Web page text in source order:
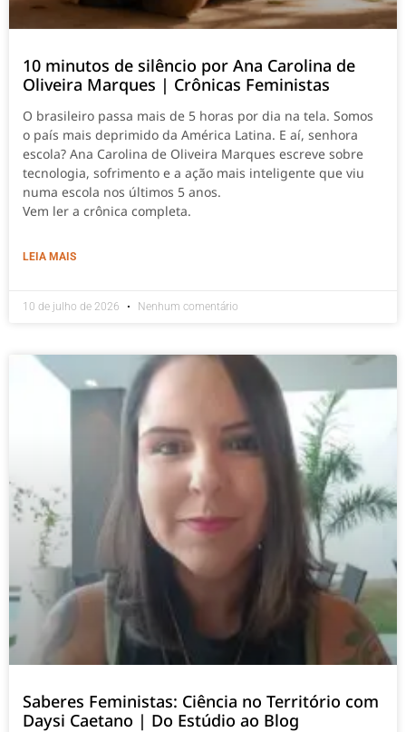
10 minutos de silêncio por Ana Carolina de
Oliveira Marques | Crônicas Feministas
O brasileiro passa mais de 5 horas por dia na tela. Somos
o país mais deprimido da América Latina. E aí, senhora
escola? Ana Carolina de Oliveira Marques escreve sobre
tecnologia, sofrimento e a ação mais inteligente que viu
numa escola nos últimos 5 anos.
Vem ler a crônica completa.
LEIA MAIS
10 de julho de 2026 Nenhum comentário
Saberes Feministas: Ciência no Território com
Daysi Caetano | Do Estúdio ao Blog